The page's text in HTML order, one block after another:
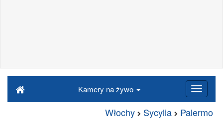
Kamery na żywo
Włochy Sycylia Palermo